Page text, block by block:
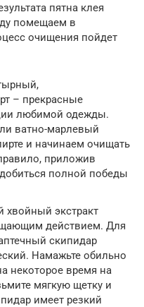
пятна клея
помещаем в
очищения пойдет
– прекрасные
любимой одежды.
ватно-марлевый
и начинаем очищать
приложив
полной победы
хвойный экстракт
действием. Для
скипидар
Намажьте обильно
некоторое время на
мягкую щетку и
имеет резкий